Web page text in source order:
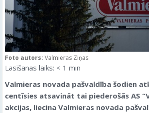
Foto autors: Valmieras Ziņas
Lasīšanas laiks: < 1 min
Valmieras novada pašvaldība šodien
centīsies atsavināt tai piederošās AS
akcijas, liecina Valmieras novada